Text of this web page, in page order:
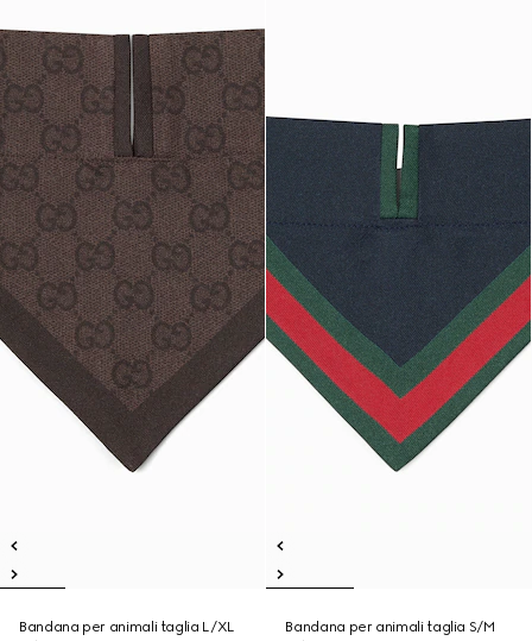
Bandana per animali taglia L/XL
Bandana per animali taglia S/M